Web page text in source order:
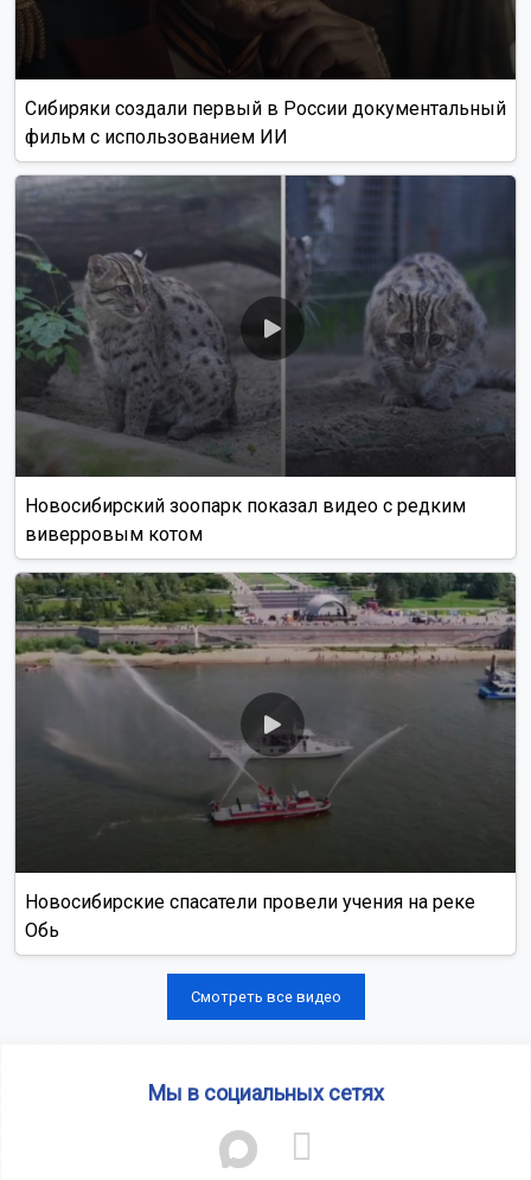
Сибиряки создали первый в России документальный
фильм с использованием ИИ
Новосибирский зоопарк показал видео с редким
виверровым котом
Новосибирские спасатели провели учения на реке
Обь
Смотреть все видео
Мы в социальных сетях